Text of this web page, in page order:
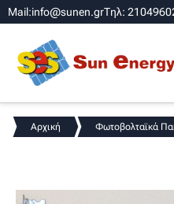
Mail:info@sunen.grΤηλ:
Αρχική Φωτοβολταϊκά